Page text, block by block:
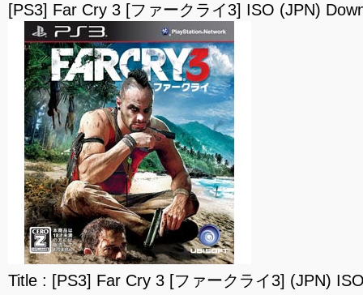
[PS3] Far Cry 3 [ファークライ3] ISO (JPN)
Title : [PS3] Far Cry 3 [ファークライ3] (JPN)